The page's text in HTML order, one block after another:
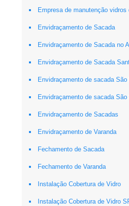
Empresa de manutenção vidros
Envidraçamento de Sacada
Envidraçamento de Sacada no
Envidraçamento de Sacada
Envidraçamento de sacada São
Envidraçamento de sacada São
Envidraçamento de Sacadas
Envidraçamento de Varanda
Fechamento de Sacada
Fechamento de Varanda
Instalação Cobertura de Vidro
Instalação Cobertura de Vidro